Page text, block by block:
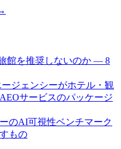
館を推奨しないのか — 8
ジェンシーがホテル・観
サービスのパッケージ
のAI可視性ベンチマーク
もの